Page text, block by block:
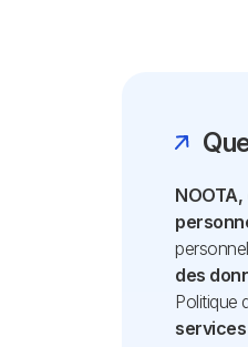
des
Politique
services